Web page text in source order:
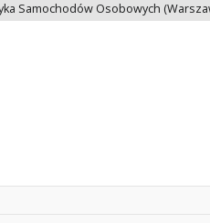
Samochodów Osobowych